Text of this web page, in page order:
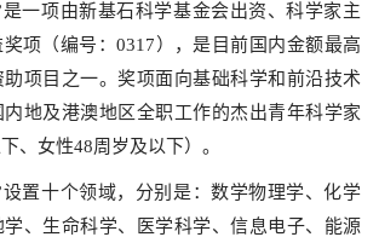
一项由新基石科学基金会出资、科学家主
项（编号：0317），是目前国内金额最高
项目之一。奖项面向基础科学和前沿技术
地及港澳地区全职工作的杰出青年科学家
、女性48周岁及以下）。
置十个领域，分别是：数学物理学、化学
、生命科学、医学科学、信息电子、能源